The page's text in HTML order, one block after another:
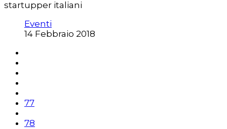
startupper italiani
Eventi
14 Febbraio 2018
77
78